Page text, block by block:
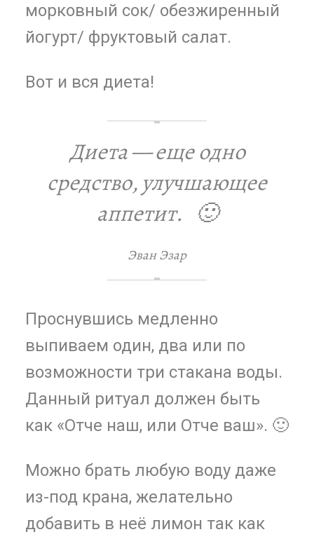
морковный сок/ обезжиренный
йогурт/ фруктовый салат.
Вот и вся диета!
Диета — еще одно
средство, улучшающее
аппетит. 🙂
Эван Эзар
Проснувшись медленно
выпиваем один, два или по
возможности три стакана воды.
Данный ритуал должен быть
как «Отче наш, или Отче ваш». 🙂
Можно брать любую воду даже
из-под крана, желательно
добавить в неё лимон так как